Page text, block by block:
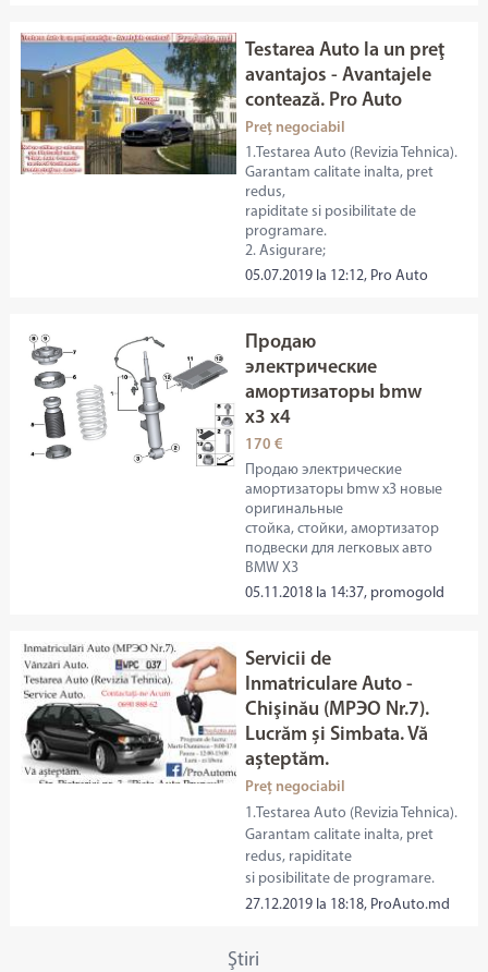
Testarea Auto la un preţ
avantajos - Avantajele
contează. Pro Auto
Preț negociabil
1.Testarea Auto (Revizia Tehnica).
Garantam calitate inalta, pret
redus,
rapiditate si posibilitate de
programare.
2. Asigurare;
05.07.2019 la 12:12, Pro Auto
Продаю
электрические
амортизаторы bmw
x3 x4
170 €
Продаю электрические
амортизаторы bmw x3 новые
оригинальные
стойка, стойки, амортизатор
подвески для легковых авто
BMW X3
05.11.2018 la 14:37, promogold
Servicii de
Inmatriculare Auto -
Chişinău (МРЭО Nr.7).
Lucrăm și Simbata. Vă
așteptăm.
Preț negociabil
1.Testarea Auto (Revizia Tehnica).
Garantam calitate inalta, pret
redus, rapiditate
si posibilitate de programare.
27.12.2019 la 18:18, ProAuto.md
Ştiri